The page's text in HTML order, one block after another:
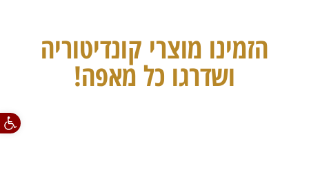
פתח
הזמינו מוצרי קונדיטוריה
ושדרגו כל מאפה!